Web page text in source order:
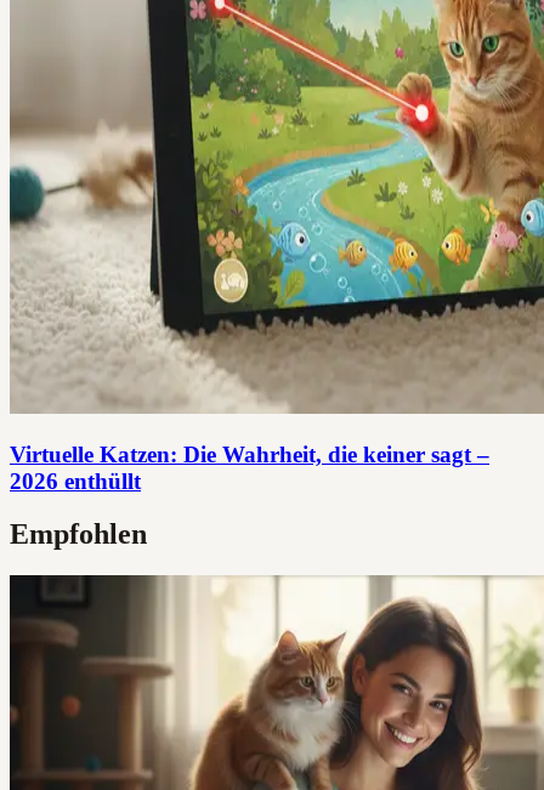
Virtuelle Katzen: Die Wahrheit, die keiner sagt –
2026 enthüllt
Empfohlen